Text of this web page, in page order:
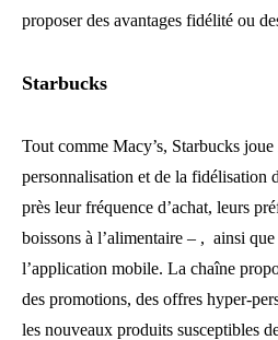
proposer des avantages fidélité ou
Starbucks
Tout comme Macy’s, Starbucks joue
personnalisation et de la fidélisation
près leur fréquence d’achat, leurs
boissons à l’alimentaire – , ainsi
l’application mobile. La chaîne
des promotions, des offres hyper-
les nouveaux produits susceptibles